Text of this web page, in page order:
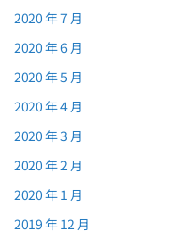
2020 年 7 月
2020 年 6 月
2020 年 5 月
2020 年 4 月
2020 年 3 月
2020 年 2 月
2020 年 1 月
2019 年 12 月